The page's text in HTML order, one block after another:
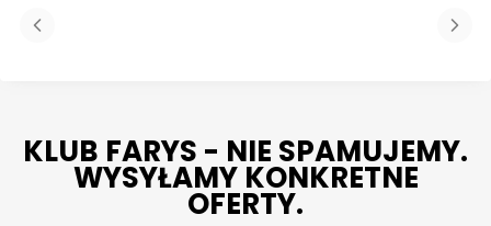
KLUB FARYS - NIE SPAMUJEMY.
WYSYŁAMY KONKRETNE
OFERTY.